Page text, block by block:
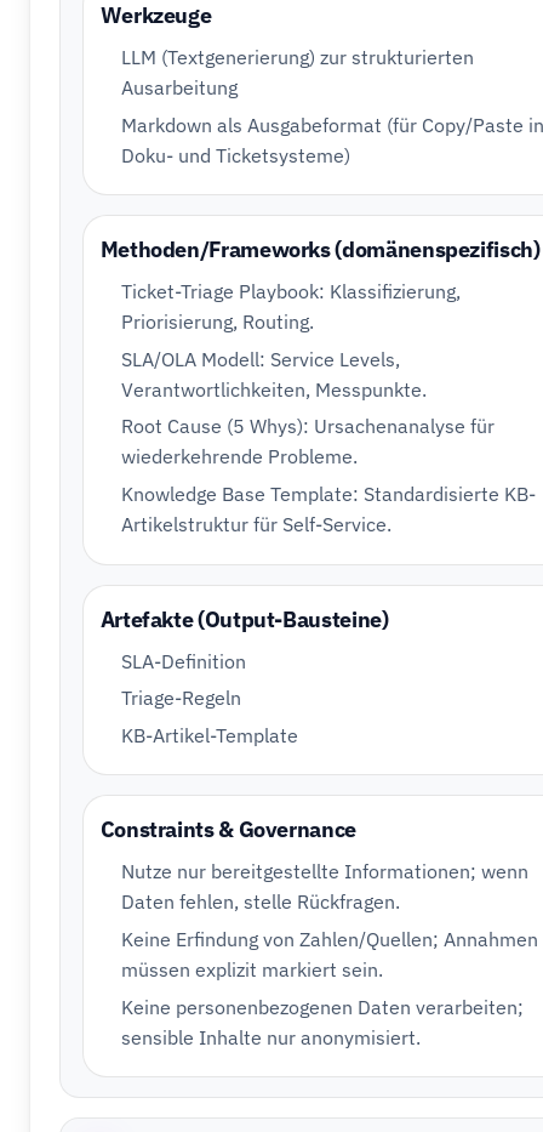
Werkzeuge
LLM (Textgenerierung) zur strukturierten
Ausarbeitung
Markdown als Ausgabeformat (für Copy/Paste
Doku- und Ticketsysteme)
Methoden/Frameworks (domänenspezifisch)
Ticket-Triage Playbook: Klassifizierung,
Priorisierung, Routing.
SLA/OLA Modell: Service Levels,
Verantwortlichkeiten, Messpunkte.
Root Cause (5 Whys): Ursachenanalyse für
wiederkehrende Probleme.
Knowledge Base Template: Standardisierte KB-
Artikelstruktur für Self-Service.
Artefakte (Output-Bausteine)
SLA-Definition
Triage-Regeln
KB-Artikel-Template
Constraints & Governance
Nutze nur bereitgestellte Informationen; wenn
Daten fehlen, stelle Rückfragen.
Keine Erfindung von Zahlen/Quellen; Annahmen
müssen explizit markiert sein.
Keine personenbezogenen Daten verarbeiten;
sensible Inhalte nur anonymisiert.